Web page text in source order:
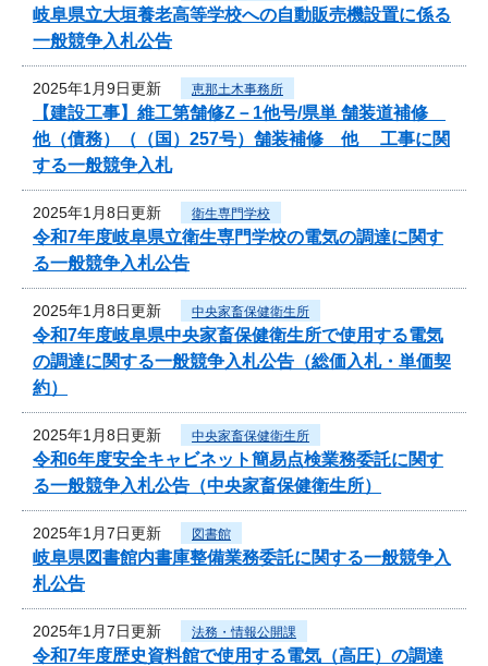
岐阜県立大垣養老高等学校への自動販売機設置に係る
一般競争入札公告
2025年1月9日更新 恵那土木事務所
【建設工事】維工第舗修Z－1他号/県単 舗装道補修
他（債務）（（国）257号）舗装補修 他 工事に関
する一般競争入札
2025年1月8日更新 衛生専門学校
令和7年度岐阜県立衛生専門学校の電気の調達に関す
る一般競争入札公告
2025年1月8日更新 中央家畜保健衛生所
令和7年度岐阜県中央家畜保健衛生所で使用する電気
の調達に関する一般競争入札公告（総価入札・単価契
約）
2025年1月8日更新 中央家畜保健衛生所
令和6年度安全キャビネット簡易点検業務委託に関す
る一般競争入札公告（中央家畜保健衛生所）
2025年1月7日更新 図書館
岐阜県図書館内書庫整備業務委託に関する一般競争入
札公告
2025年1月7日更新 法務・情報公開課
令和7年度歴史資料館で使用する電気（高圧）の調達